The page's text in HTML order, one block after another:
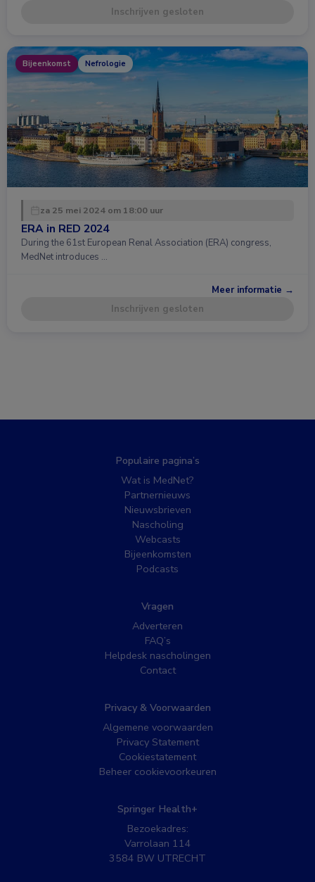
Inschrijven gesloten
Bijeenkomst Nefrologie
za 25 mei 2024 om 18:00 uur
ERA in RED 2024
During the 61st European Renal Association (ERA) congress,
MedNet introduces …
Meer informatie →
Inschrijven gesloten
Populaire pagina’s
Wat is MedNet?
Partnernieuws
Nieuwsbrieven
Nascholing
Webcasts
Bijeenkomsten
Podcasts
Vragen
Adverteren
FAQ’s
Helpdesk nascholingen
Contact
Privacy & Voorwaarden
Algemene voorwaarden
Privacy Statement
Cookiestatement
Beheer cookievoorkeuren
Springer Health+
Bezoekadres:
Varrolaan 114
3584 BW UTRECHT